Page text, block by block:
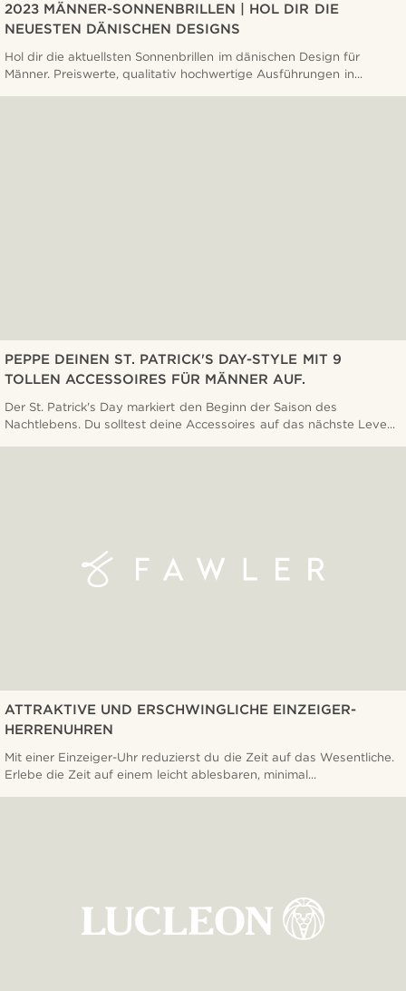
2023 MÄNNER-SONNENBRILLEN | HOL DIR DIE
NEUESTEN DÄNISCHEN DESIGNS
Hol dir die aktuellsten Sonnenbrillen im dänischen Design für
Männer. Preiswerte, qualitativ hochwertige Ausführungen in...
PEPPE DEINEN ST. PATRICK'S DAY-STYLE MIT 9
TOLLEN ACCESSOIRES FÜR MÄNNER AUF.
Der St. Patrick's Day markiert den Beginn der Saison des
Nachtlebens. Du solltest deine Accessoires auf das nächste Leve...
ATTRAKTIVE UND ERSCHWINGLICHE EINZEIGER-
HERRENUHREN
Mit einer Einzeiger-Uhr reduzierst du die Zeit auf das Wesentliche.
Erlebe die Zeit auf einem leicht ablesbaren, minimal...